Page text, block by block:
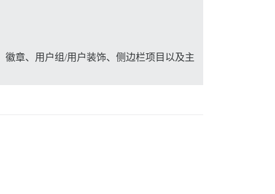
徽章、用户组/用户装饰、侧边栏项目以及主